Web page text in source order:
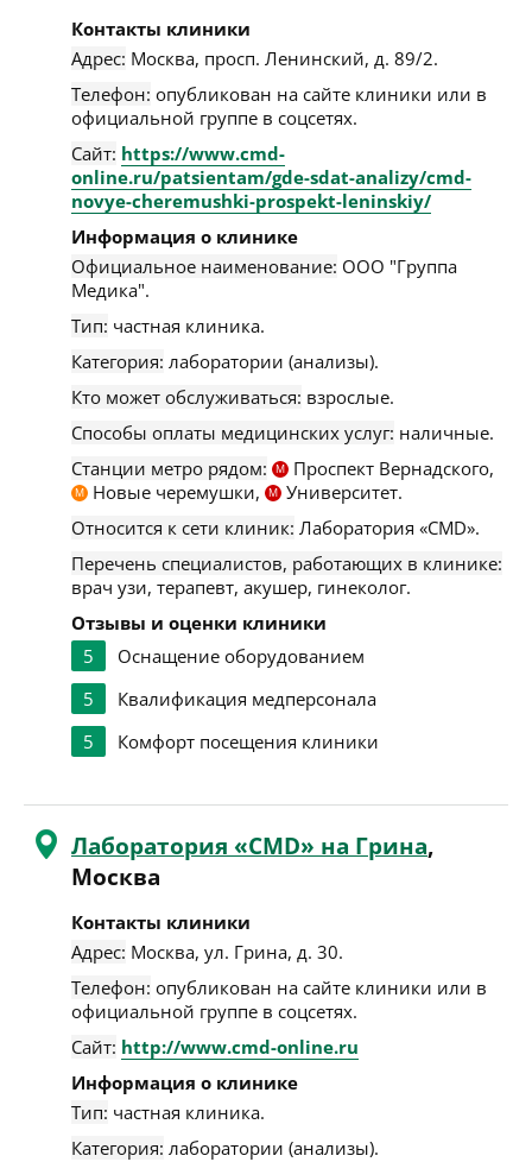
Контакты клиники
Адрес: Москва, просп. Ленинский, д. 89/2.
Телефон: опубликован на сайте клиники или в
официальной группе в соцсетях.
Сайт: https://www.cmd-
online.ru/patsientam/gde-sdat-analizy/cmd-
novye-cheremushki-prospekt-leninskiy/
Информация о клинике
Официальное наименование: ООО "Группа
Медика".
Тип: частная клиника.
Категория: лаборатории (анализы).
Кто может обслуживаться: взрослые.
Способы оплаты медицинских услуг: наличные.
Станции метро рядом:
М Проспект Вернадского,
М Новые черемушки, М Университет.
Относится к сети клиник: Лаборатория «CMD».
Перечень специалистов, работающих в клинике:
врач узи, терапевт, акушер, гинеколог.
Отзывы и оценки клиники
5
Оснащение оборудованием
5
Квалификация медперсонала
5
Комфорт посещения клиники
Лаборатория «CMD» на Грина,
Москва
Контакты клиники
Адрес: Москва, ул. Грина, д. 30.
Телефон: опубликован на сайте клиники или в
официальной группе в соцсетях.
Сайт: http://www.cmd-online.ru
Информация о клинике
Тип: частная клиника.
Категория: лаборатории (анализы).